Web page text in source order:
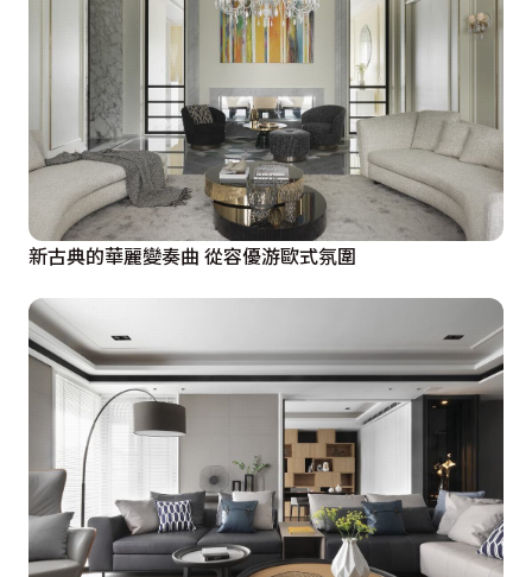
新古典的華麗變奏曲 從容優游歐式氛圍